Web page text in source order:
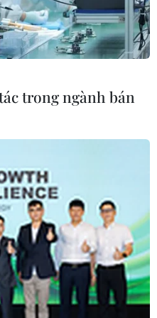
19 tại Singapore. (Ảnh:
cao ASEAN+3 với các
và Nhật Bản, Thủ
trong ngành bán